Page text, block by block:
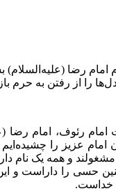
رضا (علیه‌السلام)
را از رفتن به
امام رئوف، امام
امام عزیز را
و همه یک نام
حسی را داراست و
خداست.